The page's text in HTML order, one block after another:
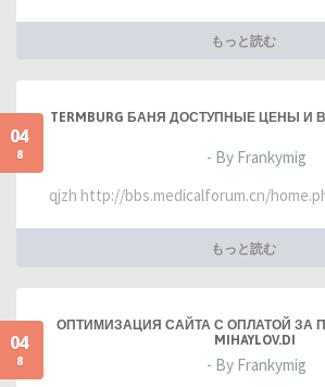
もっと読む
04
8
TERMBURG БАНЯ ДОСТУПНЫЕ ЦЕНЫ И
- By Frankymig
qjzh http://bbs.medicalforum.cn/
もっと読む
04
8
ОПТИМИЗАЦИЯ САЙТА С ОПЛАТОЙ ЗА
MIHAYLOV.DI
- By Frankymig